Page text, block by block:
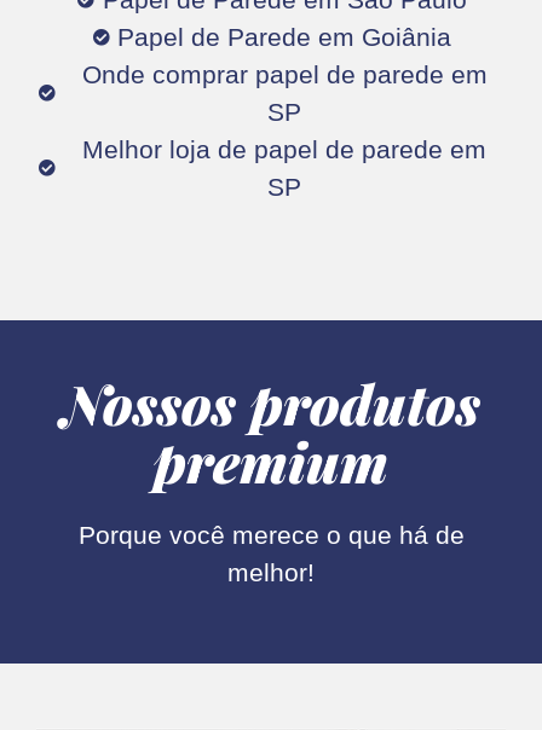
Papel de Parede em Goiânia
Onde comprar papel de parede em
SP
Melhor loja de papel de parede em
SP
Nossos produtos
premium
Porque você merece o que há de
melhor!